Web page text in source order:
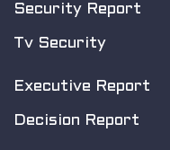
Security Report
Tv Security
Executive Report
Decision Report